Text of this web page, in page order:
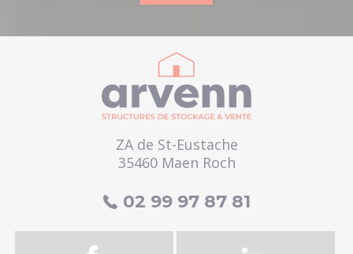
ZA de St-Eustache
35460 Maen Roch
02 99 97 87 81